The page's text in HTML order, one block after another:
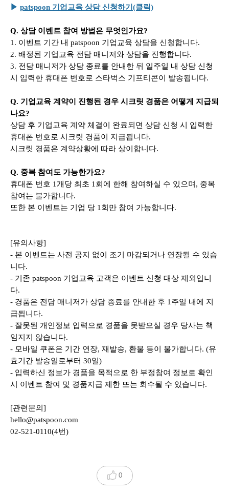
▶ patspoon 기업교육 상담 신청하기(클릭)
Q. 상담 이벤트 참여 방법은 무엇인가요?
1. 이벤트 기간 내 patspoon 기업교육 상담을 신청합니다.
2. 배정된 기업교육 전담 매니저와 상담을 진행합니다.
3. 전담 매니저가 상담 종료를 안내한 뒤 일주일 내 상담 신청
시 입력한 휴대폰 번호로 스타벅스 기프티콘이 발송됩니다.
Q. 기업교육 계약이 진행된 경우 시크릿 경품은 어떻게 지급되
나요?
상담 후 기업교육 계약 체결이 완료되면 상담 신청 시 입력한
휴대폰 번호로 시크릿 경품이 지급됩니다.
시크릿 경품은 계약상황에 따라 상이합니다.
Q. 중복 참여도 가능한가요?
휴대폰 번호 1개당 최초 1회에 한해 참여하실 수 있으며, 중복
참여는 불가합니다.
또한 본 이벤트는 기업 당 1회만 참여 가능합니다.
[유의사항]
- 본 이벤트는 사전 공지 없이 조기 마감되거나 연장될 수 있습
니다.
- 기존 patspoon 기업교육 고객은 이벤트 신청 대상 제외입니
다.
- 경품은 전담 매니저가 상담 종료를 안내한 후 1주일 내에 지
급됩니다.
- 잘못된 개인정보 입력으로 경품을 못받으실 경우 당사는 책
임지지 않습니다.
- 모바일 쿠폰은 기간 연장, 재발송, 환불 등이 불가합니다. (유
효기간 발송일로부터 30일)
- 입력하신 정보가 경품을 목적으로 한 부정참여 정보로 확인
시 이벤트 참여 및 경품지급 제한 또는 회수될 수 있습니다.
[관련문의]
hello@patspoon.com
02-521-0110(4번)
0